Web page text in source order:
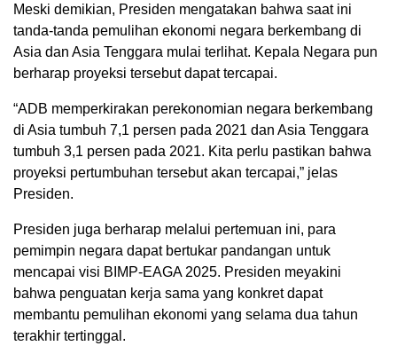
Meski demikian, Presiden mengatakan bahwa saat ini
tanda-tanda pemulihan ekonomi negara berkembang di
Asia dan Asia Tenggara mulai terlihat. Kepala Negara pun
berharap proyeksi tersebut dapat tercapai.
“ADB memperkirakan perekonomian negara berkembang
di Asia tumbuh 7,1 persen pada 2021 dan Asia Tenggara
tumbuh 3,1 persen pada 2021. Kita perlu pastikan bahwa
proyeksi pertumbuhan tersebut akan tercapai,” jelas
Presiden.
Presiden juga berharap melalui pertemuan ini, para
pemimpin negara dapat bertukar pandangan untuk
mencapai visi BIMP-EAGA 2025. Presiden meyakini
bahwa penguatan kerja sama yang konkret dapat
membantu pemulihan ekonomi yang selama dua tahun
terakhir tertinggal.